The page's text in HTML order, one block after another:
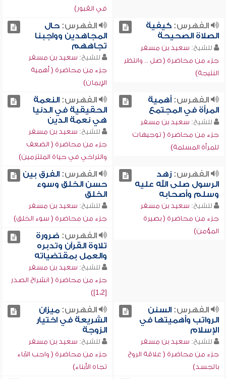
في القبور)
الفهرس:كيفية
الصلاة الصحيحة
للشيخ: سعيد بن مسفر
جزء من محاضرة ( صلِ .. وانتظر
النتيجة)
الفهرس:حال
المجاهدين وواجبنا
تجاههم
للشيخ: سعيد بن مسفر
جزء من محاضرة ( أهمية
الإيمان)
الفهرس:أهمية
المرأة في المجتمع
للشيخ: سعيد بن مسفر
جزء من محاضرة ( توجيهات
للمرأة المسلمة)
الفهرس:النعمة
الحقيقية في الدنيا
هي نعمة الدين
للشيخ: سعيد بن مسفر
جزء من محاضرة ( الضعف
والتراخي في حياة الملتزمين)
الفهرس:زهد
الرسول صلى الله عليه
وسلم وأصحابه
للشيخ: سعيد بن مسفر
جزء من محاضرة ( بصيرة
المؤمن)
الفهرس:الفرق بين
حسن الخلق وسوء
الخلق
للشيخ: سعيد بن مسفر
جزء من محاضرة ( سوء الخلق)
الفهرس: ضرورة
تلاوة القرآن وتدبره
والعمل بمقتضياته
للشيخ: سعيد بن مسفر
جزء من محاضرة ( انشراح الصدر
[1،2])
الفهرس:السنن
الرواتب وأهميتها في
الإسلام
للشيخ: سعيد بن مسفر
جزء من محاضرة ( علاقة الروح
بالجسد)
الفهرس:ميزان
الشريعة في اختيار
الزوجة
للشيخ: سعيد بن مسفر
جزء من محاضرة ( واجب الآباء
تجاه الأبناء)